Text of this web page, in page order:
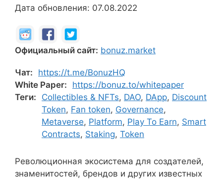
Дата обновления: 07.08.2022
Официальный сайт: bonuz.market
Чат:
https://t.me/BonuzHQ
White Paper:
https://bonuz.to/whitepaper
Теги:
Collectibles & NFTs, DAO, DApp, Discount
Token, Fan token, Governance,
Metaverse, Platform, Play To Earn, Smart
Contracts, Staking, Token
Революционная экосистема для создателей,
знаменитостей, брендов и других известных